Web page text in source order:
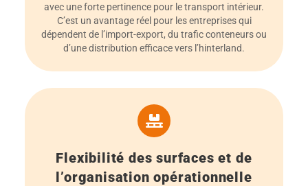
avec une forte pertinence pour le transport intérieur.
C’est un avantage réel pour les entreprises qui
dépendent de l’import-export, du trafic conteneurs ou
d’une distribution efficace vers l’hinterland.
Flexibilité des surfaces et de
l’organisation opérationnelle